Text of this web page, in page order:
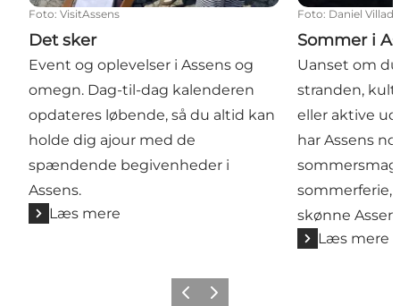
Foto: VisitAssens
Det sker
Event og oplevelser i Assens og
omegn. Dag-til-dag kalenderen
opdateres løbende, så du altid kan
holde dig ajour med de
spændende begivenheder i
Assens.
Læs mere
Foto: Daniel
Sommer i
Uanset om
stranden,
eller aktive
har Assens
sommerferie,
skønne
Læs mere
ForrigeNæste